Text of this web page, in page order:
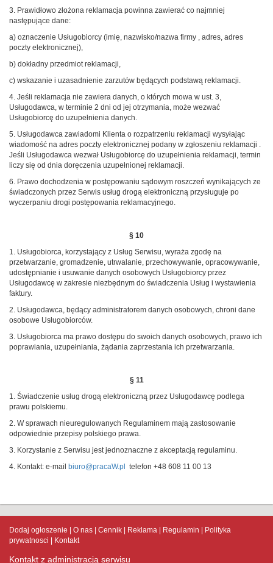
3. Prawidłowo złożona reklamacja powinna zawierać co najmniej
następujące dane:
a) oznaczenie Usługobiorcy (imię, nazwisko/nazwa firmy , adres, adres
poczty elektronicznej),
b) dokładny przedmiot reklamacji,
c) wskazanie i uzasadnienie zarzutów będących podstawą reklamacji.
4. Jeśli reklamacja nie zawiera danych, o których mowa w ust. 3,
Usługodawca, w terminie 2 dni od jej otrzymania, może wezwać
Usługobiorcę do uzupełnienia danych.
5. Usługodawca zawiadomi Klienta o rozpatrzeniu reklamacji wysyłając
wiadomość na adres poczty elektronicznej podany w zgłoszeniu reklamacji .
Jeśli Usługodawca wezwał Usługobiorcę do uzupełnienia reklamacji, termin
liczy się od dnia doręczenia uzupełnionej reklamacji.
6. Prawo dochodzenia w postępowaniu sądowym roszczeń wynikających ze
świadczonych przez Serwis usług drogą elektroniczną przysługuje po
wyczerpaniu drogi postępowania reklamacyjnego.
§ 10
1. Usługobiorca, korzystający z Usług Serwisu, wyraża zgodę na
przetwarzanie, gromadzenie, utrwalanie, przechowywanie, opracowywanie,
udostępnianie i usuwanie danych osobowych Usługobiorcy przez
Usługodawcę w zakresie niezbędnym do świadczenia Usług i wystawienia
faktury.
2. Usługodawca, będący administratorem danych osobowych, chroni dane
osobowe Usługobiorców.
3. Usługobiorca ma prawo dostępu do swoich danych osobowych, prawo ich
poprawiania, uzupełniania, żądania zaprzestania ich przetwarzania.
§ 11
1. Świadczenie usług drogą elektroniczną przez Usługodawcę podlega
prawu polskiemu.
2. W sprawach nieuregulowanych Regulaminem mają zastosowanie
odpowiednie przepisy polskiego prawa.
3. Korzystanie z Serwisu jest jednoznaczne z akceptacją regulaminu.
4. Kontakt: e-mail biuro@pracaW.pl telefon +48 608 11 00 13
Dodaj ogłoszenie O nas Cennik Reklama Regulamin
Polityka
prywatnosci
Kontakt
Kontakt z administracją serwisu